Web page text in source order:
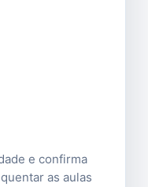
e confirma
as aulas